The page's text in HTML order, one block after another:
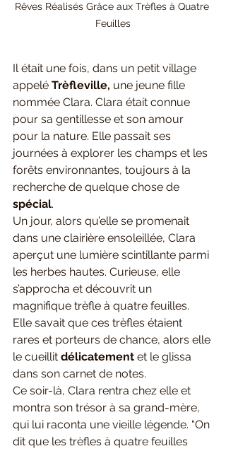
Rêves Réalisés Grâce aux Trèfles à Quatre
Feuilles
Il était une fois, dans un petit village
appelé Trèfleville, une jeune fille
nommée Clara. Clara était connue
pour sa gentillesse et son amour
pour la nature. Elle passait ses
journées à explorer les champs et les
forêts environnantes, toujours à la
recherche de quelque chose de
spécial.
Un jour, alors qu’elle se promenait
dans une clairière ensoleillée, Clara
aperçut une lumière scintillante parmi
les herbes hautes. Curieuse, elle
s’approcha et découvrit un
magnifique trèfle à quatre feuilles.
Elle savait que ces trèfles étaient
rares et porteurs de chance, alors elle
le cueillit délicatement et le glissa
dans son carnet de notes.
Ce soir-là, Clara rentra chez elle et
montra son trésor à sa grand-mère,
qui lui raconta une vieille légende. “On
dit que les trèfles à quatre feuilles